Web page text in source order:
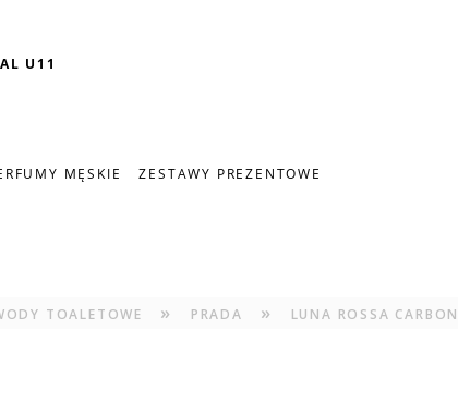
U11
MĘSKIE
ZESTAWY PREZENTOWE
TOALETOWE » PRADA » LUNA ROSSA CARBON